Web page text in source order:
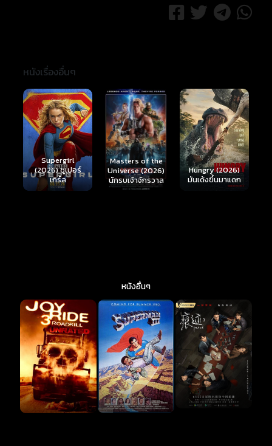
หนังเรื่องอื่นๆ
Masters of the
Universe (2026)
นักรบเจ้าจักรวาล
Hungry (2026)
มันเด้งขึ้นมาแดก
Ready or Not 2:
Here I Come
(2026) เกมพร้อม
ตาย 2
หนังอื่นๆ